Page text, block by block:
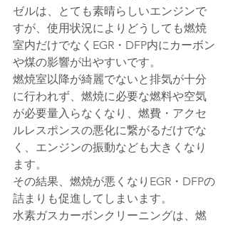
ゼルは、とても素晴らしいエンジンで
すが、使用状況によりどうしても燃焼
室内だけでなくEGR・DFP内にカーボン
や煤の影響が出やすいです。
燃焼室以降が綺麗でないと排気が十分
に行われず、燃焼に必要な燃料や空気
が必要量入らなくなり、燃費・アクセ
ルレスポンスの悪化に繋がるだけでな
く、エンジンの振動なども大きくなり
ます。
その結果、燃焼が悪くなりEGR・DFPの
詰まりも促進してしまいます。
水素ガスカーボンクリーニングは、燃